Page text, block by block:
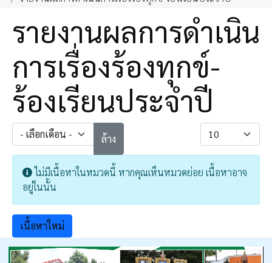
b
o
k
b
e
รายงานผลการดำเนิน
การเรื่องร้องทุกข์-
ร้องเรียนประจำปี
- เลือกเดือน -
ล้าง
แสดง #
Info
ไม่มีเนื้อหาในหมวดนี้ หากคุณเห็นหมวดย่อย เนื้อหาอาจ
อยู่ในนั้น
เนื้อหาใหม่